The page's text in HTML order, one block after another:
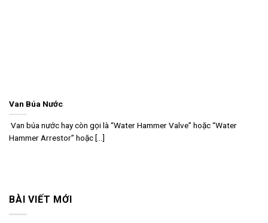
Van Búa Nước
Van búa nước hay còn gọi là “Water Hammer Valve” hoặc “Water
Hammer Arrestor” hoặc [...]
BÀI VIẾT MỚI